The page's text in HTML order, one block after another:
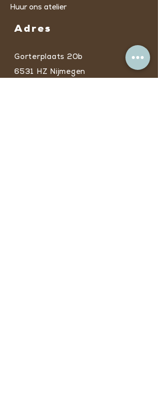
Huur ons atelier
Adres
Gorterplaats 20b
6531 HZ Nijmegen